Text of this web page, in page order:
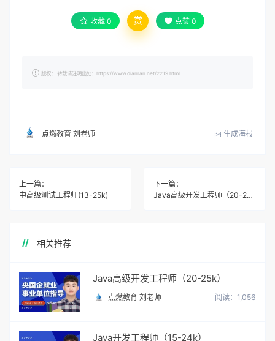
收藏 0 赏 点赞 0
版权： 转载请注明出处：https://www.dianran.net/2219.html
点燃教育 刘老师 生成海报
上一篇：
中高级测试工程师(13-25k)
下一篇：
Java高级开发工程师（20-25k）
相关推荐
Java高级开发工程师（20-25k）
点燃教育 刘老师 阅读：1,056
Java开发工程师（15-24k）